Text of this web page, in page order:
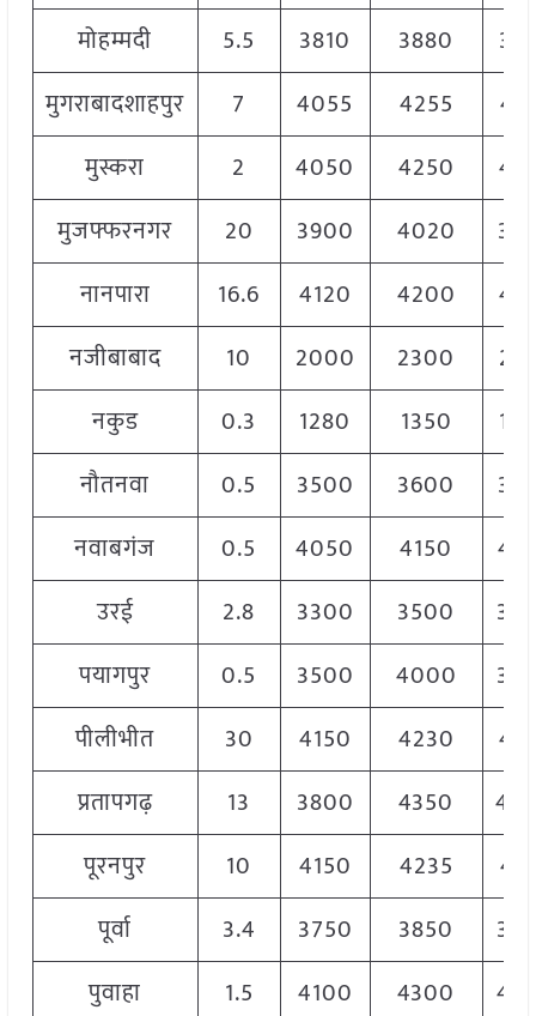
मोहम्मदी
5.5 3810 3880
मुगराबादशाहपुर
7 4055 4255
मुस्करा
2 4050 4250
मुजफ्फरनगर
20 3900 4020
नानपारा
16.6 4120 4200
नजीबाबाद
10 2000 2300
नकुड
0.3 1280 1350
नौतनवा
0.5 3500 3600
नवाबगंज
0.5 4050 4150
उरई
2.8 3300 3500
पयागपुर
0.5 3500 4000
पीलीभीत
30 4150 4230
प्रतापगढ़
13 3800 4350
पूरनपुर
10 4150 4235
पूर्वा
3.4 3750 3850
पुवाहा
1.5 4100 4300